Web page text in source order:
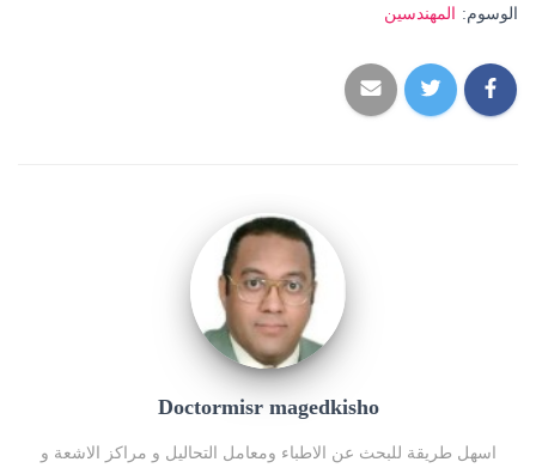
الوسوم: المهندسين
Doctormisr magedkisho
اسهل طريقة للبحث عن الاطباء ومعامل التحاليل و مراكز الاشعة و